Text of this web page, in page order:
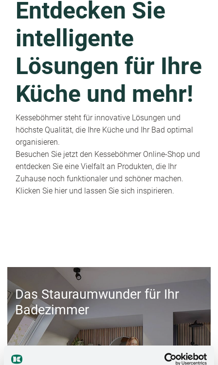
Entdecken Sie
intelligente
Lösungen für Ihre
Küche und mehr!
Kesseböhmer steht für innovative Lösungen und
höchste Qualität, die Ihre Küche und Ihr Bad optimal
organisieren.
Besuchen Sie jetzt den Kesseböhmer Online-Shop und
entdecken Sie eine Vielfalt an Produkten, die Ihr
Zuhause noch funktionaler und schöner machen.
Klicken Sie hier und lassen Sie sich inspirieren.
Das Stauraumwunder für Ihr
Badezimmer